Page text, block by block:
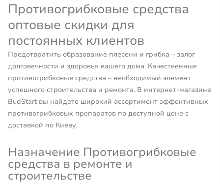
Противогрибковые средства
оптовые скидки для
постоянных клиентов
Предотвратить образование плесени и грибка – залог
долговечности и здоровья вашего дома. Качественные
противогрибковые средства – необходимый элемент
успешного строительства и ремонта. В интернет-магазине
BudStart вы найдете широкий ассортимент эффективных
противогрибковых препаратов по доступной цене с
доставкой по Киеву.
Назначение Противогрибковые
средства в ремонте и
строительстве